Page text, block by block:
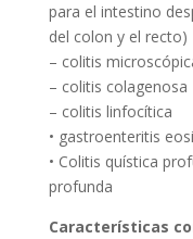
para el intestino
del colon y el recto)
– colitis
– colitis colagenosa
– colitis linfocítica
• gastroenteritis
• Colitis quística
profunda
Características